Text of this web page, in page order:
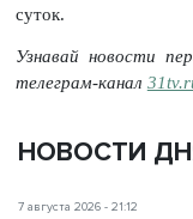
суток.
Узнавай новости
телеграм-канал
НОВОСТИ
7 августа 2026 - 21:12